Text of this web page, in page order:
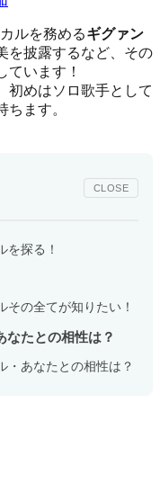
ルを務めるギグァン
を披露するなど、その
ています！
初めはソロ歌手として
ます。
CLOSE
を探る！
その全てが知りたい！
なたとの相性は？
・あなたとの相性は？